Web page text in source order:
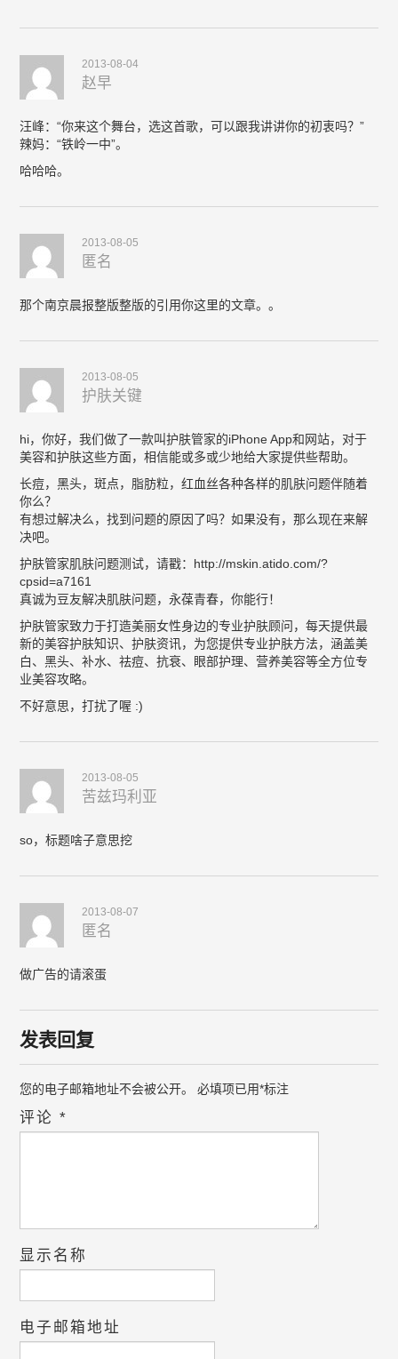
2013-08-04
赵早
汪峰：“你来这个舞台，选这首歌，可以跟我讲讲你的初衷吗？”
辣妈：“铁岭一中”。
哈哈哈。
2013-08-05
匿名
那个南京晨报整版整版的引用你这里的文章。。
2013-08-05
护肤关键
hi，你好，我们做了一款叫护肤管家的iPhone App和网站，对于
美容和护肤这些方面，相信能或多或少地给大家提供些帮助。
长痘，黑头，斑点，脂肪粒，红血丝各种各样的肌肤问题伴随着
你么？
有想过解决么，找到问题的原因了吗？如果没有，那么现在来解
决吧。
护肤管家肌肤问题测试，请戳：http://mskin.atido.com/?
cpsid=a7161
真诚为豆友解决肌肤问题，永葆青春，你能行！
护肤管家致力于打造美丽女性身边的专业护肤顾问，每天提供最
新的美容护肤知识、护肤资讯，为您提供专业护肤方法，涵盖美
白、黑头、补水、祛痘、抗衰、眼部护理、营养美容等全方位专
业美容攻略。
不好意思，打扰了喔 :)
2013-08-05
苦兹玛利亚
so，标题啥子意思挖
2013-08-07
匿名
做广告的请滚蛋
发表回复
您的电子邮箱地址不会被公开。 必填项已用*标注
评论*
显示名称
电子邮箱地址